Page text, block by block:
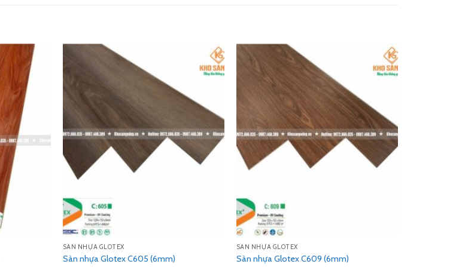
Add
to
wishlist
Add
SÀN NHỰA GLOTEX
Sàn nhựa Glotex C605 (6mm)
Add
SÀN NHỰA GLOTEX
Sàn nhựa Glotex C609 (6mm)